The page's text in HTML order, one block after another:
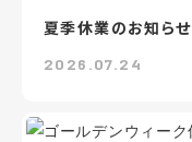
夏季休業のお知らせ
2026.07.24